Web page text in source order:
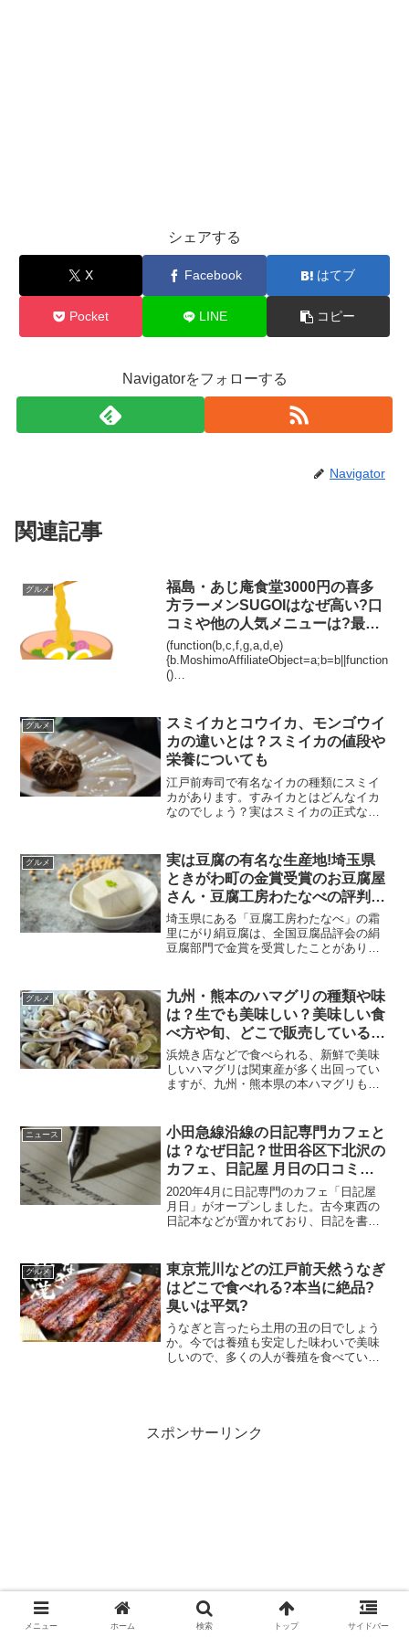
シェアする
X Facebook はてブ
Pocket LINE コピー
Navigatorをフォローする
Navigator
関連記事
グルメ
福島・あじ庵食堂3000円の喜多
方ラーメンSUGOIはなぜ高い?口
コミや他の人気メニューは?最近
のラーメンは値上げしすぎ?
(function(b,c,f,g,a,d,e)
{b.MoshimoAffiliateObject=a;b=b||function
()
グルメ
スミイカとコウイカ、モンゴウイ
カの違いとは？スミイカの値段や
栄養についても
江戸前寿司で有名なイカの種類にスミイ
カがあります。すみイカとはどんなイカ
なのでしょう？実はスミイカの正式な名
{b.MoshimoAffiliateObje...
グルメ
実は豆腐の有名な生産地!埼玉県
ときがわ町の金賞受賞のお豆腐屋
さん・豆腐工房わたなべの評判や
口コミは？絹ごし豆腐はどんな
味？とうふ工房で人気のおすすめ
商品４選も紹介！
埼玉県にある「豆腐工房わたなべ」の霜
里にがり絹豆腐は、全国豆腐品評会の絹
豆腐部門で金賞を受賞したことがありま
食べたいなどネットで人気があります。
お店で作られている絹ごし...
グルメ
九州・熊本のハマグリの種類や味
は？生でも美味しい？美味しい食
べ方や旬、どこで販売しているの
かについても
浜焼き店などで食べられる、新鮮で美味
しいハマグリは関東産が多く出回ってい
ますが、九州・熊本県の本ハマグリも美
ています。そんな貴重な熊本県産のハマ
グリですが、旬はいつで、...
ニュース
小田急線沿線の日記専門カフェと
は？なぜ日記？世田谷区下北沢の
カフェ、日記屋 月日の口コミや
人気メニューは？
2020年4月に日記専門のカフェ「日記屋
月日」がオープンしました。古今東西の
日記本などが置かれており、日記を書い
記なのか…日記の空気感が時代と合って
きているからなんで...
グルメ
東京荒川などの江戸前天然うなぎ
はどこで食べれる?本当に絶品?
臭いは平気?
うなぎと言ったら土用の丑の日でしょう
か。今では養殖も安定した味わいで美味
しいので、多くの人が養殖を食べていま
スポンサーリンク
メニュー ホーム 検索 トップ サイドバー